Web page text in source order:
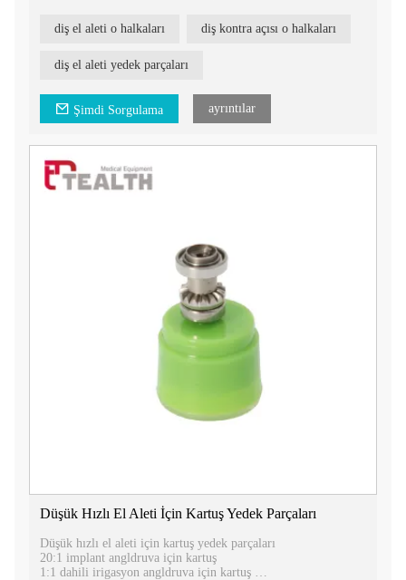
O-halkalarımız hem yüksek hem de düşük hızlı piyasemenlere
sızdırmazlık sağlar. Aşınmaya, yıpranmaya ve bozulmaya karşı
malzemelerden üretilmiştir.
O-halkalarımız, uygun bir sızdırmazlık sağlayarak kirletici
bakım maliyetlerinin ve kesinti süresinin azalmasına neden
olur.
tasarlanmıştır. Mükemmel uyum ve optimum performans
sağlamak için hassas bir şekilde üretilmiştir.
Yüksek ve Düşük Hızlı Dental Başlıklara yönelik O-
halkalarımızla dental başlıklarınızı yükseltin. Uygun
sızdırmazlık, gelişmiş performans ve uzatılmış başlık ömrünün
avantajlarını deneyimleyin. O-ringlerimizin diş hekimliği
uygulamalarınıza nasıl fayda sağlayabileceği hakkında daha
fazla bilgi için bugün bizimle iletişime geçin.
diş el aleti o halkaları diş kontra açısı o halkaları
diş el aleti yedek parçaları
Şimdi Sorgulama ayrıntılar
Düşük Hızlı El Aleti İçin Kartuş Yedek Parçaları
Düşük hızlı el aleti için kartuş yedek parçaları
20:1 implant angldruva için kartuş
1:1 dahili irigasyon angldruva için kartuş